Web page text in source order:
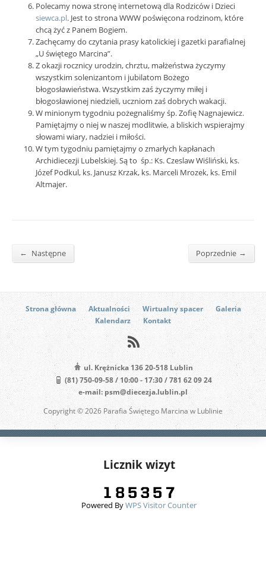
Polecamy nowa stronę internetową dla Rodziców i Dzieci
siewca.pl. Jest to strona WWW poświęcona rodzinom, które
chcą żyć z Panem Bogiem.
Zachęcamy do czytania prasy katolickiej i gazetki parafialnej
„U świętego Marcina”.
Z okazji rocznicy urodzin, chrztu, małżeństwa życzymy
wszystkim solenizantom i jubilatom Bożego
błogosławieństwa. Wszystkim zaś życzymy miłej i
błogosławionej niedzieli, uczniom zaś dobrych wakacji.
W minionym tygodniu pożegnaliśmy śp. Zofię Nagnajewicz.
Pamiętajmy o niej w naszej modlitwie, a bliskich wspierajmy
słowami wiary, nadziei i miłości.
W tym tygodniu pamiętajmy o zmarłych kapłanach
Archidiecezji Lubelskiej. Są to śp.: Ks. Czeslaw Wiśliński, ks.
Józef Podkul, ks. Janusz Krzak, ks. Marceli Mrozek, ks. Emil
Altmajer.
← Następne Poprzednie →
Strona główna Aktualności Wirtualny spacer
Galeria
Kalendarz
Kontakt
ul. Krężnicka 136 20-518 Lublin
(81) 750-09-58 / 10:00 - 17:30 / 781 62 09 24
e-mail: psm@diecezja.lublin.pl
Copyright © 2026 Parafia Świętego Marcina w Lublinie
Licznik wizyt
Powered ByWPS Visitor Counter